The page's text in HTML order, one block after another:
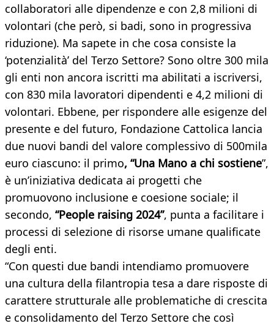
collaboratori alle dipendenze e con 2,8 milioni di
volontari (che però, si badi, sono in progressiva
riduzione). Ma sapete in che cosa consiste la
‘potenzialità’ del Terzo Settore? Sono oltre 300 mila
gli enti non ancora iscritti ma abilitati a iscriversi,
con 830 mila lavoratori dipendenti e 4,2 milioni di
volontari. Ebbene, per rispondere alle esigenze del
presente e del futuro, Fondazione Cattolica lancia
due nuovi bandi del valore complessivo di 500mila
euro ciascuno: il primo, “Una Mano a chi sostiene”,
è un’iniziativa dedicata ai progetti che
promuovono inclusione e coesione sociale; il
secondo, “People raising 2024”, punta a facilitare i
processi di selezione di risorse umane qualificate
degli enti.
“Con questi due bandi intendiamo promuovere
una cultura della filantropia tesa a dare risposte di
carattere strutturale alle problematiche di crescita
e consolidamento del Terzo Settore che così